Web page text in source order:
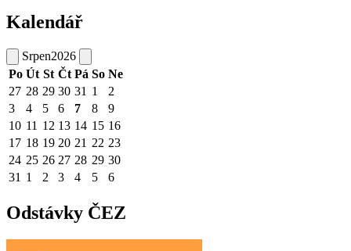
Kalendář
Srpen2026
Po Út St Čt Pá So Ne
27 28 29 30 31 1
2
3
4 5 6 7 8
9
10 11 12 13 14 15 16
17 18 19 20 21 22 23
24 25 26 27 28 29 30
31 1 2 3 4 5 6
Odstávky ČEZ